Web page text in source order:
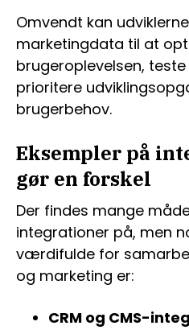
Omvendt kan
marketingdata til at
brugeroplevelsen,
prioritere
brugerbehov.
Eksempler på
gør en forskel
Der findes mange
integrationer på, men
værdifulde for
og marketing er:
CRM og CMS-